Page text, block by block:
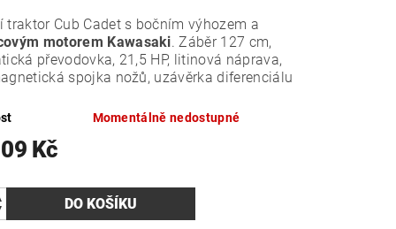
traktor Cub Cadet s bočním výhozem a
motorem Kawasaki. Záběr 127 cm,
převodovka, 21,5 HP, litinová náprava,
spojka nožů, uzávěrka diferenciálu
Momentálně nedostupné
Kč